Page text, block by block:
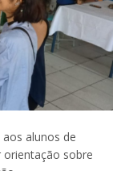
alunos de
orientação sobre